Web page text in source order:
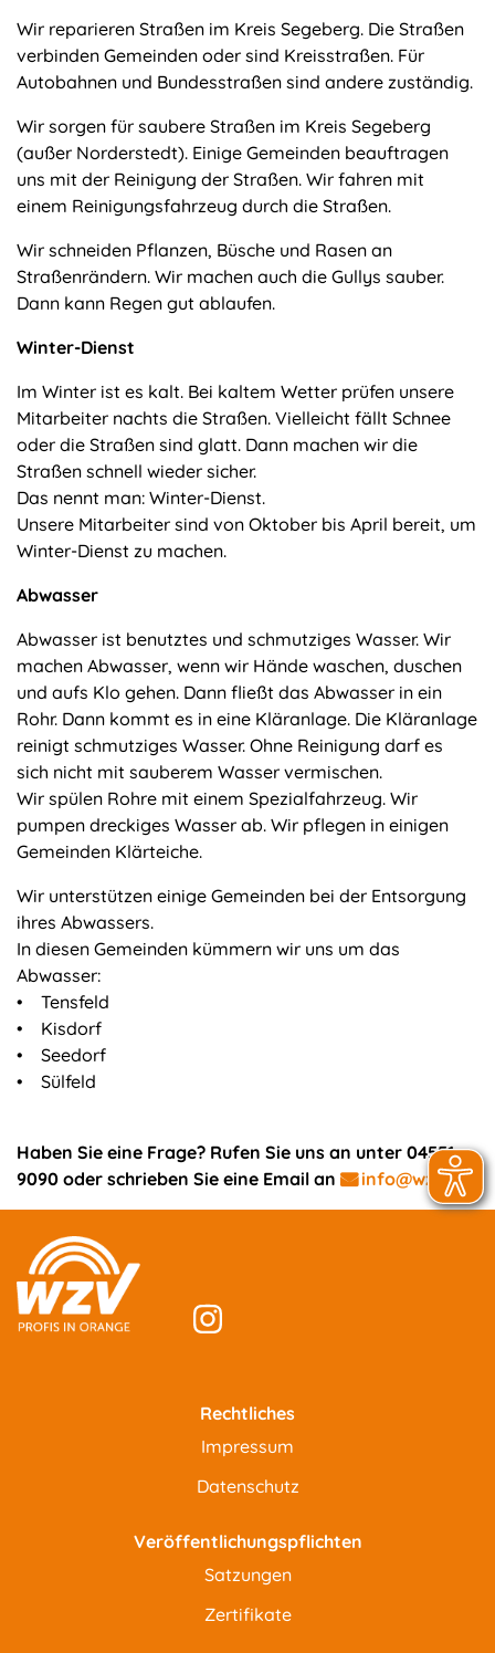
Wir reparieren Straßen im Kreis Segeberg. Die Straßen
verbinden Gemeinden oder sind Kreisstraßen. Für
Autobahnen und Bundesstraßen sind andere zuständig.
Wir sorgen für saubere Straßen im Kreis Segeberg
(außer Norderstedt). Einige Gemeinden beauftragen
uns mit der Reinigung der Straßen. Wir fahren mit
einem Reinigungsfahrzeug durch die Straßen.
Wir schneiden Pflanzen, Büsche und Rasen an
Straßenrändern. Wir machen auch die Gullys sauber.
Dann kann Regen gut ablaufen.
Winter-Dienst
Im Winter ist es kalt. Bei kaltem Wetter prüfen unsere
Mitarbeiter nachts die Straßen. Vielleicht fällt Schnee
oder die Straßen sind glatt. Dann machen wir die
Straßen schnell wieder sicher.
Das nennt man: Winter-Dienst.
Unsere Mitarbeiter sind von Oktober bis April bereit, um
Winter-Dienst zu machen.
Abwasser
Abwasser ist benutztes und schmutziges Wasser. Wir
machen Abwasser, wenn wir Hände waschen, duschen
und aufs Klo gehen. Dann fließt das Abwasser in ein
Rohr. Dann kommt es in eine Kläranlage. Die Kläranlage
reinigt schmutziges Wasser. Ohne Reinigung darf es
sich nicht mit sauberem Wasser vermischen.
Wir spülen Rohre mit einem Spezialfahrzeug. Wir
pumpen dreckiges Wasser ab. Wir pflegen in einigen
Gemeinden Klärteiche.
Wir unterstützen einige Gemeinden bei der Entsorgung
ihres Abwassers.
In diesen Gemeinden kümmern wir uns um das
Abwasser:
• Tensfeld
• Kisdorf
• Seedorf
• Sülfeld
Haben Sie eine Frage? Rufen Sie uns an unter 04551
9090 oder schrieben Sie eine Email an
info@wzv.de
Rechtliches
Impressum
Datenschutz
Veröffentlichungspflichten
Satzungen
Zertifikate